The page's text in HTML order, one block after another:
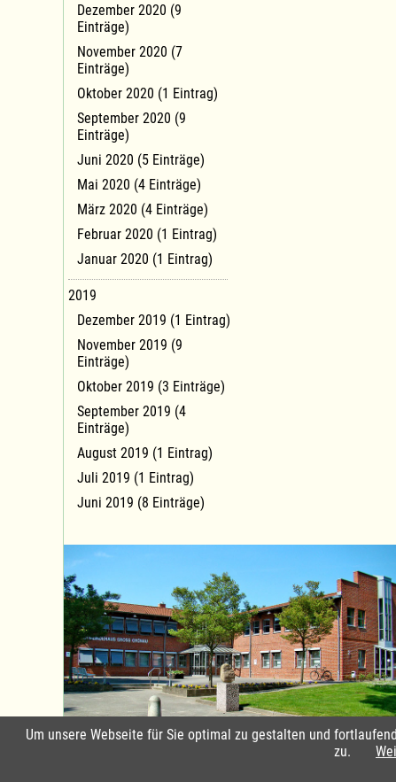
Dezember 2020 (9
Einträge)
November 2020 (7
Einträge)
Oktober 2020 (1 Eintrag)
September 2020 (9
Einträge)
Juni 2020 (5 Einträge)
Mai 2020 (4 Einträge)
März 2020 (4 Einträge)
Februar 2020 (1 Eintrag)
Januar 2020 (1 Eintrag)
2019
Dezember 2019 (1 Eintrag)
November 2019 (9
Einträge)
Oktober 2019 (3 Einträge)
September 2019 (4
Einträge)
August 2019 (1 Eintrag)
Juli 2019 (1 Eintrag)
Juni 2019 (8 Einträge)
Standort Groß Grönau
Um unsere Webseite für Sie optimal zu gestalten und
zu.